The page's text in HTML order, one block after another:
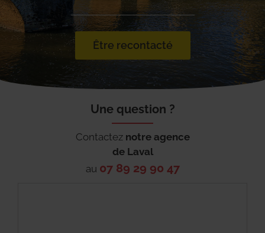
Être recontacté
Une question ?
Contactez notre agence
de Laval
au 07 89 29 90 47